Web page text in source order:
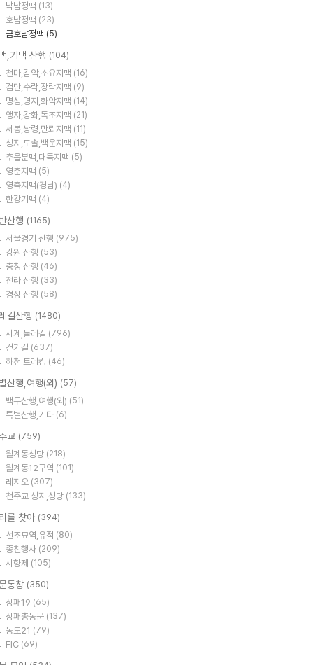
낙남정맥 (13)
호남정맥 (23)
금호남정맥 (5)
,기맥 산행 (104)
천마,감악,소요지맥 (16)
검단,수락,장락지맥 (9)
명성,명지,화악지맥 (14)
앵자,강화,독조지맥 (21)
서봉,쌍령,만뢰지맥 (11)
성지,도솔,백운지맥 (15)
추읍분맥,대득지맥 (5)
영춘지맥 (5)
영축지맥(경남) (4)
한강기맥 (4)
산행 (1165)
서울경기 산행 (975)
강원 산행 (53)
충청 산행 (46)
전라 산행 (33)
경상 산행 (58)
길산행 (1480)
시계,둘레길 (796)
걷기길 (637)
하천 트레킹 (46)
산행,여행(외) (57)
백두산행,여행(외) (51)
특별산행,기타 (6)
교 (759)
월계동성당 (218)
월계동12구역 (101)
레지오 (307)
천주교 성지,성당 (133)
를 찾아 (394)
선조묘역,유적 (80)
종친행사 (209)
시향제 (105)
동창 (350)
상패19 (65)
상패총동문 (137)
동도21 (79)
FIC (69)